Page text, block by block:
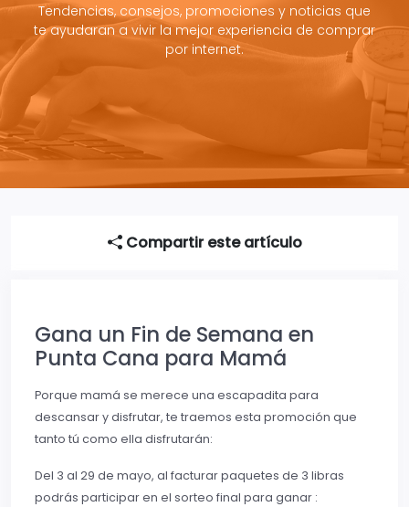
Tendencias, consejos, promociones y noticias que
te ayudaran a vivir la mejor experiencia de comprar
por internet.
Compartir este artículo
Gana un Fin de Semana en
Punta Cana para Mamá
Porque mamá se merece una escapadita para
descansar y disfrutar, te traemos esta promoción que
tanto tú como ella disfrutarán:
Del 3 al 29 de mayo, al facturar paquetes de 3 libras
podrás participar en el sorteo final para ganar :